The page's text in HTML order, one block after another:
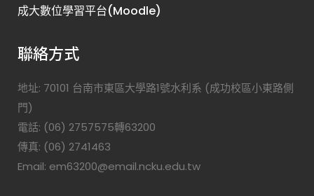
成大數位學習平台(Moodle)
聯絡方式
地址: 70101 台南市東區大學路1號水利系 (成功校區小東路側
門)
電話: (06) 2757575轉63200
傳真: (06) 2741463
Email: em63200@email.ncku.edu.tw